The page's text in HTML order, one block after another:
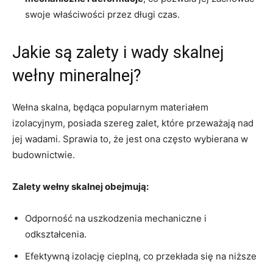
swoje właściwości przez długi czas.
Jakie są zalety i wady skalnej
wełny mineralnej?
Wełna skalna, będąca popularnym materiałem
izolacyjnym, posiada szereg zalet, które przeważają nad
jej wadami. Sprawia to, że jest ona często wybierana w
budownictwie.
Zalety wełny skalnej obejmują:
Odporność na uszkodzenia mechaniczne i
odkształcenia.
Efektywną izolację cieplną, co przekłada się na niższe